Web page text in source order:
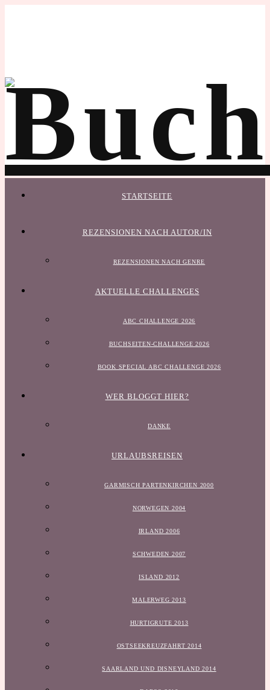
STARTSEITE
REZENSIONEN NACH AUTOR/IN
REZENSIONEN NACH GENRE
AKTUELLE CHALLENGES
ABC CHALLENGE 2026
BUCHSEITEN-CHALLENGE 2026
BOOK SPECIAL ABC CHALLENGE 2026
WER BLOGGT HIER?
DANKE
URLAUBSREISEN
GARMISCH PARTENKIRCHEN 2000
NORWEGEN 2004
IRLAND 2006
SCHWEDEN 2007
ISLAND 2012
MALERWEG 2013
HURTIGRUTE 2013
OSTSEEKREUZFAHRT 2014
SAARLAND UND DISNEYLAND 2014